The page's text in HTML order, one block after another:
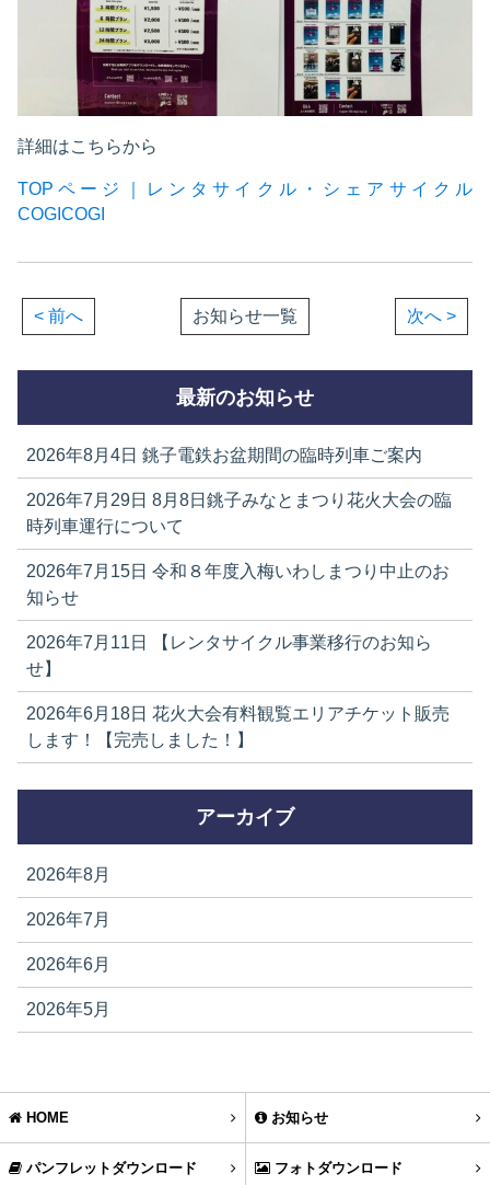
詳細はこちらから
TOPページ｜レンタサイクル・シェアサイクル
COGICOGI
< 前へ お知らせ一覧 次へ >
最新のお知らせ
2026年8月4日 銚子電鉄お盆期間の臨時列車ご案内
2026年7月29日 8月8日銚子みなとまつり花火大会の臨
時列車運行について
2026年7月15日 令和８年度入梅いわしまつり中止のお
知らせ
2026年7月11日
【レンタサイクル事業移行のお知ら
せ】
2026年6月18日 花火大会有料観覧エリアチケット販売
します！【完売しました！】
アーカイブ
2026年8月
2026年7月
2026年6月
2026年5月
HOME お知らせ
パンフレットダウンロード フォトダウンロード